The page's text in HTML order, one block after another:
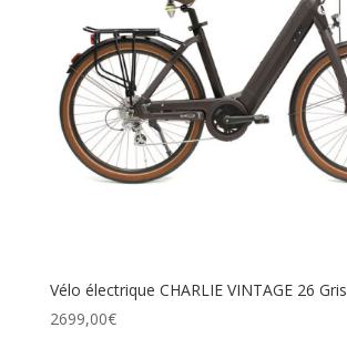
Vélo électrique CHARLIE VINTAGE 26 Gris
2699,00€